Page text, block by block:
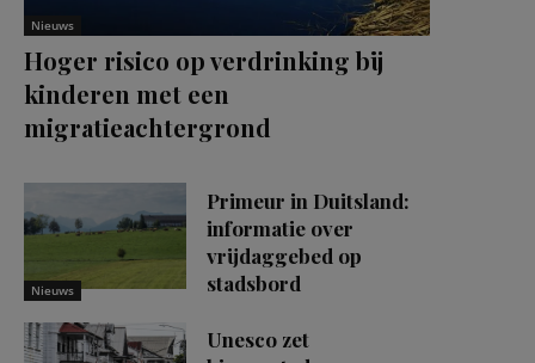
Nieuws
Hoger risico op verdrinking bij
kinderen met een
migratieachtergrond
Nieuws
Primeur in Duitsland:
informatie over
vrijdaggebed op
stadsbord
Unesco zet